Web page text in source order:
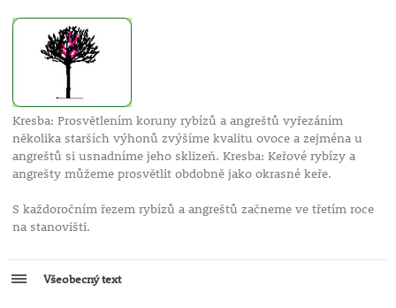
Kresba: Prosvětlením koruny rybízů a angreštů vyřezáním
několika starších výhonů zvýšíme kvalitu ovoce a zejména u
angreštů si usnadníme jeho sklizeň. Kresba: Keřové rybízy a
angrešty můžeme prosvětlit obdobně jako okrasné keře.
S každoročním řezem rybízů a angreštů začneme ve třetím roce
na stanovišti.
Všeobecný text